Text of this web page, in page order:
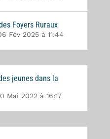
Foyers Ruraux
Fév 2025 à 11:44
jeunes dans la
Mai 2022 à 16:17